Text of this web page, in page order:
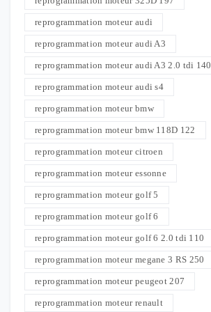
reprogrammation moteur audi
reprogrammation moteur audi A3
reprogrammation moteur audi A3 2.0 tdi 140
reprogrammation moteur audi s4
reprogrammation moteur bmw
reprogrammation moteur bmw 118D 122
reprogrammation moteur citroen
reprogrammation moteur essonne
reprogrammation moteur golf 5
reprogrammation moteur golf 6
reprogrammation moteur golf 6 2.0 tdi 110
reprogrammation moteur megane 3 RS 250
reprogrammation moteur peugeot 207
reprogrammation moteur renault